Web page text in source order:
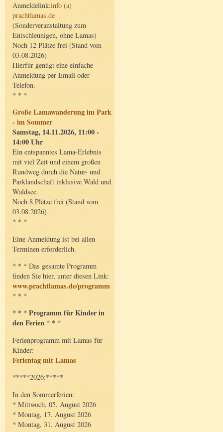
Anmeldelink:info (a)
prachtlamas.de
(Sonderveranstaltung zum
Entschleunigen, ohne Lamas)
Noch 12 Plätze frei (Stand vom
03.08.2026)
Hierfür genügt eine einfache
Anmeldung per Email oder
Telefon.
* * *
Große Lamawanderung im Park
- im Sommer
Samstag, 14.11.2026, 11:00 -
14:00 Uhr
Ein entspanntes Lama-Erlebnis
mit viel Zeit und einem großen
Rundweg durch die Natur- und
Parklandschaft inklusive Wald und
Waldsee.
Noch 8 Plätze frei (Stand vom
03.08.2026)
* * *
Eine Anmeldung ist bei allen
Terminen erforderlich.
* * * Das gesamte Programm
finden Sie hier, unter diesen Link:
www.prachtlamas.de/programm
* * *
* * * Programm für Kinder in
den Ferien * * *
Ferienprogramm mit Lamas für
Kinder:
Ferientag mit Lamas
*****2026:*****
In den Sommerferien:
* Mittwoch, 05. August 2026
* Montag, 17. August 2026
* Montag, 31. August 2026